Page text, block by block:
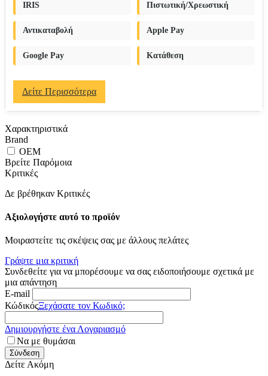
IRIS Πιστωτική/Χρεωστική
Αντικαταβολή Apple Pay
Google Pay Κατάθεση
Δείτε Περισσότερα
Χαρακτηριστικά
Brand
OEM
Βρείτε Παρόμοια
Κριτικές
Δε βρέθηκαν Κριτικές
Αξιολογήστε αυτό το προϊόν
Μοιραστείτε τις σκέψεις σας με άλλους πελάτες
Γράψτε μια κριτική
Συνδεθείτε για να μπορέσουμε να σας ειδοποιήσουμε σχετικά με
μια απάντηση
E-mail
ΚώδικόςΞεχάσατε τον Κωδικό;
Δημιουργήστε ένα Λογαριασμό
Να με θυμάσαι
Σύνδεση
Δείτε Ακόμη